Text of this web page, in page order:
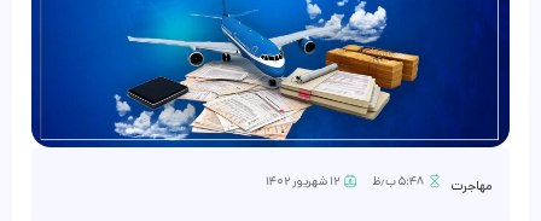
مهاجرت ۵:۴۸ ب٫ظ ۱۲ شهریور ۱۴۰۲